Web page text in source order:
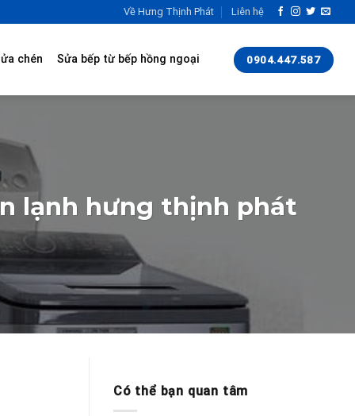
Về Hưng Thịnh Phát Liên hệ
chén Sửa bếp từ bếp hồng ngoại 0904.447.587
lạnh hưng thịnh phát
Có thể bạn quan tâm